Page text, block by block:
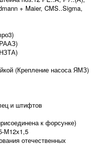
+ Maier, CMS..Sigma,
(Крепление насоса ЯМЗ)
и штифтов
к форсунке)
М12х1,5
отечественных